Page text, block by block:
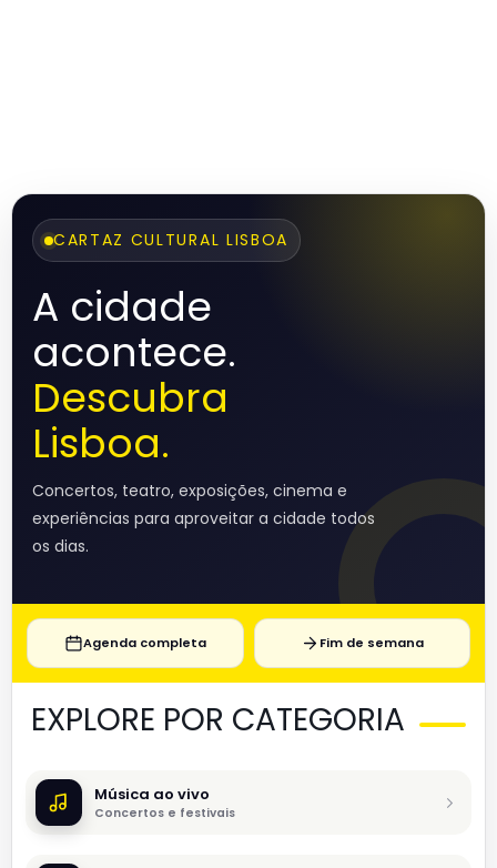
CARTAZ CULTURAL LISBOA
A cidade
acontece.
Descubra
Lisboa.
Concertos, teatro, exposições, cinema e
experiências para aproveitar a cidade todos
os dias.
Agenda completa Fim de semana
EXPLORE POR CATEGORIA
Música ao vivo
Concertos e festivais